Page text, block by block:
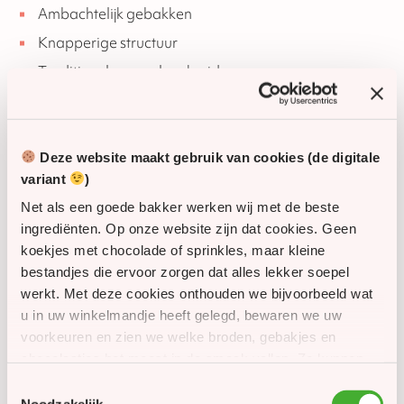
Deze website maakt gebruik van cookies (de digitale
variant
)
Net als een goede bakker werken wij met de beste
ingrediënten. Op onze website zijn dat cookies. Geen
koekjes met chocolade of sprinkles, maar kleine
bestandjes die ervoor zorgen dat alles lekker soepel
werkt. Met deze cookies onthouden we bijvoorbeeld wat
u in uw winkelmandje heeft gelegd, bewaren we uw
voorkeuren en zien we welke broden, gebakjes en
Ambachtelijk gebakken
Knapperige structuur
Traditionele speculaaskruiden
Luxe verpakking en personalisatie
De speculaaspop wordt geleverd in een luxe doos en is
direct klaar om cadeau te geven.
Sinterklaas etiket met eigen logo en tekst
Sinterklaas kaartje met persoonlijke boodschap
Geschikt voor personeel en zakelijke relaties
Het Sinterklaas etiket wordt op de verpakking geplakt.
Het Sinterklaas kaartje of de brief wordt los
meegeleverd.